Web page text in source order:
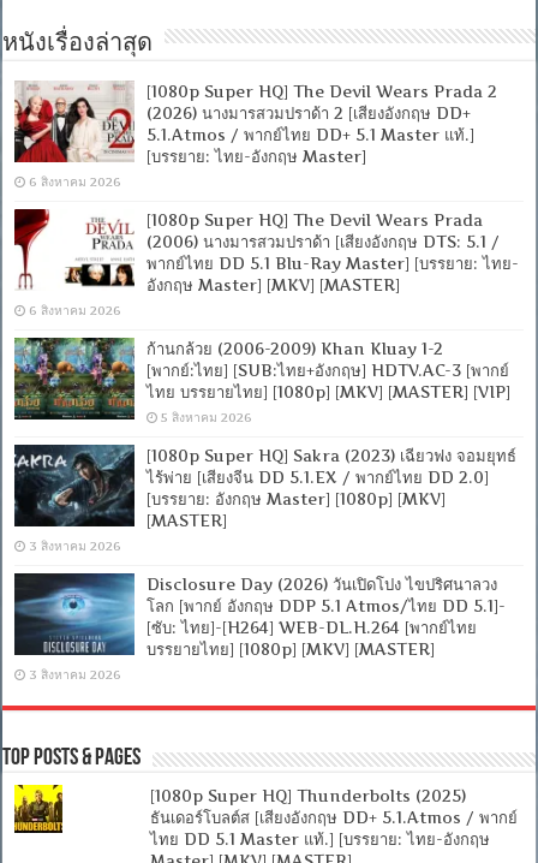
หนังเรื่องล่าสุด
[1080p Super HQ] The Devil Wears Prada 2
(2026) นางมารสวมปราด้า 2 [เสียงอังกฤษ DD+
5.1.Atmos / พากย์ไทย DD+ 5.1 Master แท้.]
[บรรยาย: ไทย-อังกฤษ Master]
6 สิงหาคม 2026
[1080p Super HQ] The Devil Wears Prada
(2006) นางมารสวมปราด้า [เสียงอังกฤษ DTS: 5.1 /
พากย์ไทย DD 5.1 Blu-Ray Master] [บรรยาย: ไทย-
อังกฤษ Master] [MKV] [MASTER]
6 สิงหาคม 2026
ก้านกล้วย (2006-2009) Khan Kluay 1-2
[พากย์:ไทย] [SUB:ไทย+อังกฤษ] HDTV.AC-3 [พากย์
ไทย บรรยายไทย] [1080p] [MKV] [MASTER] [VIP]
5 สิงหาคม 2026
[1080p Super HQ] Sakra (2023) เฉียวฟง จอมยุทธ์
ไร้พ่าย [เสียงจีน DD 5.1.EX / พากย์ไทย DD 2.0]
[บรรยาย: อังกฤษ Master] [1080p] [MKV]
[MASTER]
3 สิงหาคม 2026
Disclosure Day (2026) วันเปิดโปง ไขปริศนาลวง
โลก [พากย์ อังกฤษ DDP 5.1 Atmos/ไทย DD 5.1]-
[ซับ: ไทย]-[H264] WEB-DL.H.264 [พากย์ไทย
บรรยายไทย] [1080p] [MKV] [MASTER]
3 สิงหาคม 2026
Top Posts & Pages
[1080p Super HQ] Thunderbolts (2025)
ธันเดอร์โบลต์ส [เสียงอังกฤษ DD+ 5.1.Atmos / พากย์
ไทย DD 5.1 Master แท้.] [บรรยาย: ไทย-อังกฤษ